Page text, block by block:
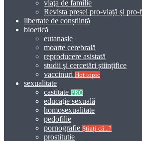
viaţa de familie
Revista presei pro-viață și
libertate de conștiință
bioetică
eutanasie
moarte cerebrală
reproducere asistată
studii şi cercetări ştiinţifice
vaccinuri Hot topic
sexualitate
castitate PRO
educaţie sexuală
homosexualitate
pedofilie
pornografie Știați că...?
prostitutie